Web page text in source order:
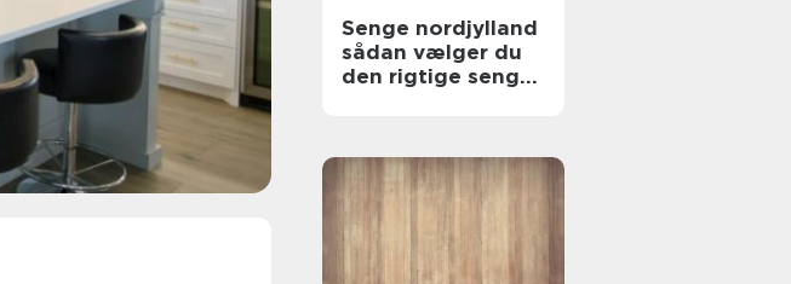
Senge nordjylland
sådan vælger du
den rigtige seng